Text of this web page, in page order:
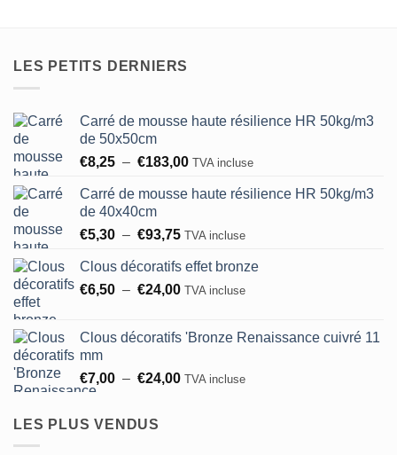
sur
produit
LES PETITS DERNIERS
Carré de mousse haute résilience HR 50kg/m3
de 50x50cm
€8,25 – €183,00Plage
prix :
à
TVA incluse
Carré de mousse haute résilience HR 50kg/m3
de 40x40cm
€5,30 – €93,75Plage
prix :
€5,30
TVA incluse
Clous décoratifs effet bronze
€6,50 – €24,00Plage
€6,50
€24,00
TVA incluse
Clous décoratifs 'Bronze Renaissance cuivré 11
mm
€7,00 – €24,00Plage
TVA incluse
LES PLUS VENDUS